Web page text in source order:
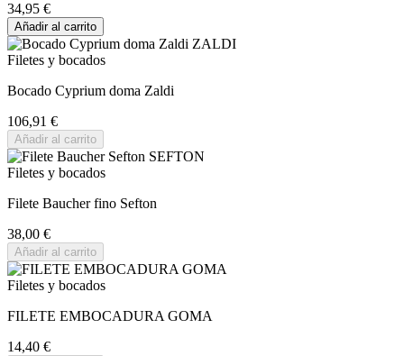
34,95 €
Añadir al carrito
Filetes y bocados
Bocado Cyprium doma Zaldi
106,91 €
Añadir al carrito
Filetes y bocados
Filete Baucher fino Sefton
38,00 €
Añadir al carrito
Filetes y bocados
FILETE EMBOCADURA GOMA
14,40 €